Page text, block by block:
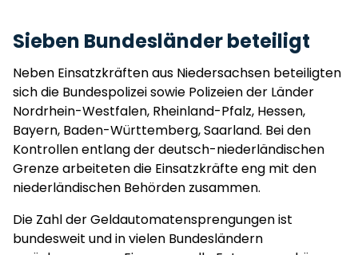
Sieben Bundesländer beteiligt
Neben Einsatzkräften aus Niedersachsen beteiligten
sich die Bundespolizei sowie Polizeien der Länder
Nordrhein-Westfalen, Rheinland-Pfalz, Hessen,
Bayern, Baden-Württemberg, Saarland. Bei den
Kontrollen entlang der deutsch-niederländischen
Grenze arbeiteten die Einsatzkräfte eng mit den
niederländischen Behörden zusammen.
Die Zahl der Geldautomatensprengungen ist
bundesweit und in vielen Bundesländern